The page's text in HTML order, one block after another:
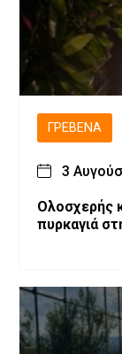
ΓΡΕΒΕΝΆ
3
Ολοσχερής
πυρκαγιά